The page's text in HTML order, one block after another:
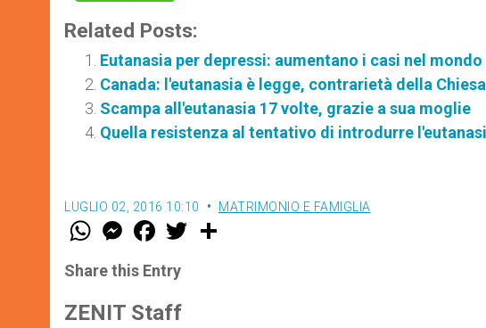
Related Posts:
Eutanasia per depressi: aumentano i casi nel mondo
Canada: l'eutanasia è legge, contrarietà della Chiesa
Scampa all'eutanasia 17 volte, grazie a sua moglie
Quella resistenza al tentativo di introdurre
LUGLIO 02, 2016 10:10 MATRIMONIO E FAMIGLIA
W
t
s
p
p
M
e
s
e
g
e
F
a
e
b
o
k
w
Share this Entry
ZENIT Staff